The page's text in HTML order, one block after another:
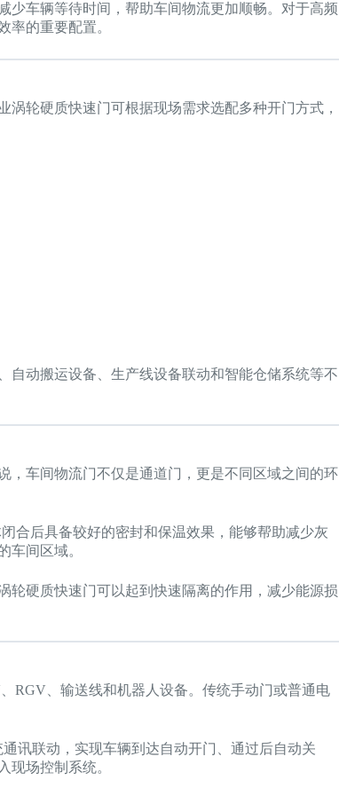
少车辆等待时间，帮助车间物流更加顺畅。对于高频
率的重要配置。
轮硬质快速门可根据现场需求选配多种开门方式，
自动搬运设备、生产线设备联动和智能仓储系统等不
，车间物流门不仅是通道门，更是不同区域之间的环
合后具备较好的密封和保温效果，能够帮助减少灰
车间区域。
轮硬质快速门可以起到快速隔离的作用，减少能源损
RGV、输送线和机器人设备。传统手动门或普通电
讯联动，实现车辆到达自动开门、通过后自动关
现场控制系统。